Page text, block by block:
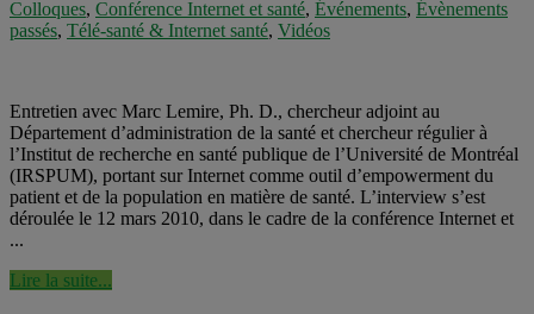
Colloques, Conférence Internet et santé, Événements, Évènements
passés, Télé-santé & Internet santé, Vidéos
Entretien avec Marc Lemire, Ph. D., chercheur adjoint au
Département d’administration de la santé et chercheur régulier à
l’Institut de recherche en santé publique de l’Université de Montréal
(IRSPUM), portant sur Internet comme outil d’empowerment du
patient et de la population en matière de santé. L’interview s’est
déroulée le 12 mars 2010, dans le cadre de la conférence Internet et
...
Lire la suite...